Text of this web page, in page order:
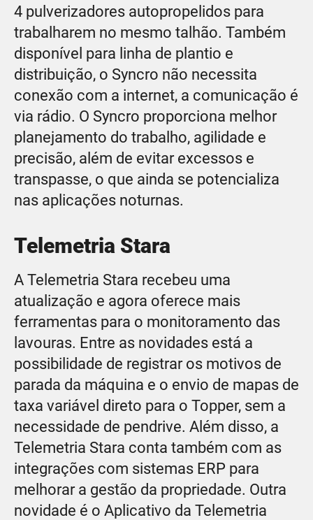
4 pulverizadores autopropelidos para
trabalharem no mesmo talhão. Também
disponível para linha de plantio e
distribuição, o Syncro não necessita
conexão com a internet, a comunicação é
via rádio. O Syncro proporciona melhor
planejamento do trabalho, agilidade e
precisão, além de evitar excessos e
transpasse, o que ainda se potencializa
nas aplicações noturnas.
Telemetria Stara
A Telemetria Stara recebeu uma
atualização e agora oferece mais
ferramentas para o monitoramento das
lavouras. Entre as novidades está a
possibilidade de registrar os motivos de
parada da máquina e o envio de mapas de
taxa variável direto para o Topper, sem a
necessidade de pendrive. Além disso, a
Telemetria Stara conta também com as
integrações com sistemas ERP para
melhorar a gestão da propriedade. Outra
novidade é o Aplicativo da Telemetria